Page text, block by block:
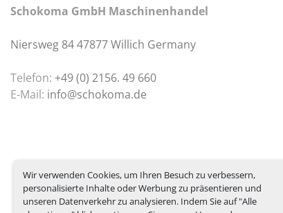
Wir verwenden Cookies, um Ihren Besuch zu verbessern,
personalisierte Inhalte oder Werbung zu präsentieren und
unseren Datenverkehr zu analysieren. Indem Sie auf "Alle
Schokoma GmbH Maschinenhandel
Niersweg 84 47877 Willich Germany
Telefon: +49 (0) 2156. 49 660
E-Mail: info@schokoma.de